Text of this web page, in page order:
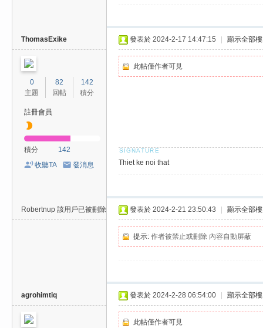
ThomasExike
0
主題
82
回帖
142
積分
註冊會員
積分
142
收聽TA
發消息
發表於 2024-2-17 14:47:15 顯示全部
此帖僅作者可見
Thiet ke noi that
Robertnup 該用戶已被刪除 發表於 2024-2-21 23:50:43 顯示全部
提示: 作者被禁止或刪除 內容自動屏蔽
agrohimtiq 發表於 2024-2-28 06:54:00 顯示全部
此帖僅作者可見